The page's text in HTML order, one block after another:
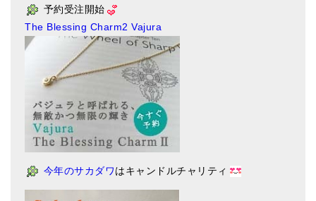
予約受注開始
The Blessing Charm2 Vajura
今年のサカダワはキャンドルチャリティ